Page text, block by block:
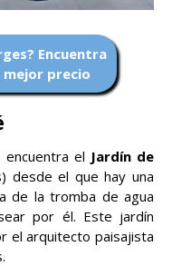
Encuentra
precio
el Jardín de
desde el que hay una
de la tromba de agua
por él. Este jardín
el arquitecto paisajista